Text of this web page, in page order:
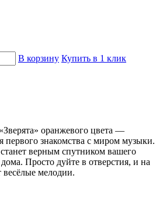
В корзину Купить в 1 клик
оранжевого цвета —
первого знакомства с миром музыки.
верным спутником вашего
Просто дуйте в отверстия, и на
весёлые мелодии.